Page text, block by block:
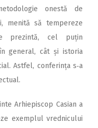
onestă de
menită să tempereze
prezintă, cel puțin
general, cât și istoria
Astfel, conferința s‑a
Arhiepiscop Casian a
exemplul vrednicului